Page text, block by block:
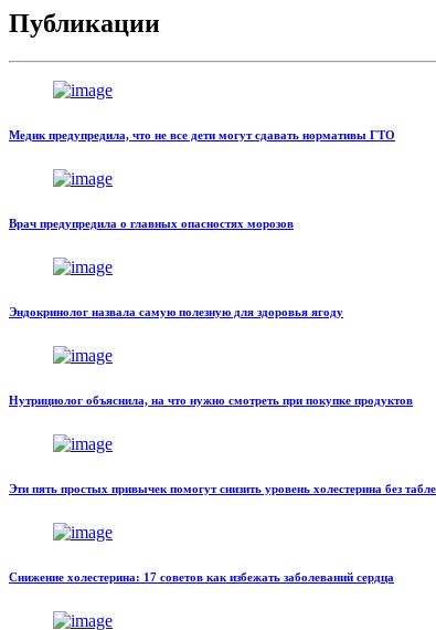
Публикации
Медик предупредила, что не все дети могут сдавать нормативы ГТО
Врач предупредила о главных опасностях морозов
Эндокринолог назвала самую полезную для здоровья ягоду
Нутрициолог объяснила, на что нужно смотреть при покупке продуктов
Эти пять простых привычек помогут снизить уровень холестерина без
Снижение холестерина: 17 советов как избежать заболеваний сердца